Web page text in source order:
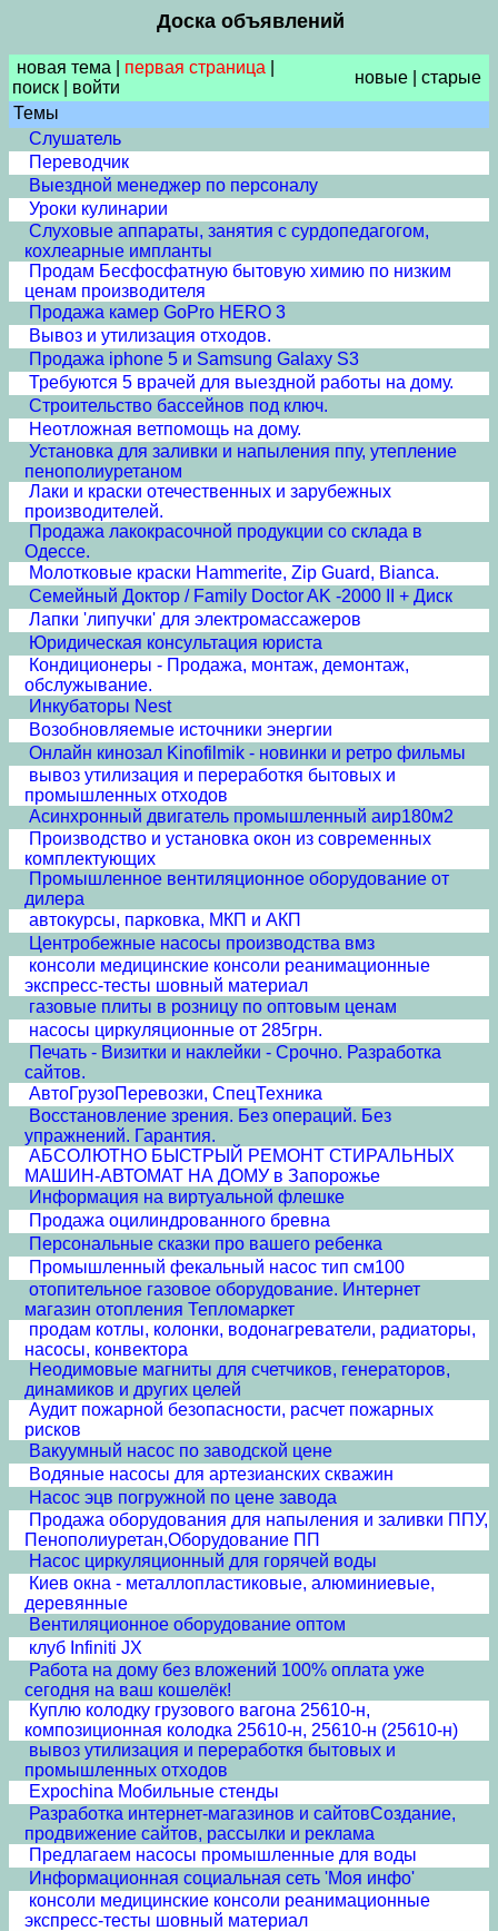
Доска объявлений
новая тема первая страница
поиск
войти
новые
старые
Темы
Слушатель
Переводчик
Выездной менеджер по персоналу
Уроки кулинарии
Слуховые аппараты, занятия с сурдопедагогом,
кохлеарные импланты
Продам Бесфосфатную бытовую химию по низким
ценам производителя
Продажа камер GoPro HERO 3
Вывоз и утилизация отходов.
Продажа iphone 5 и Samsung Galaxy S3
Требуются 5 врачей для выездной работы на дому.
Строительство бассейнов под ключ.
Неотложная ветпомощь на дому.
Установка для заливки и напыления ппу, утепление
пенополиуретаном
Лаки и краски отечественных и зарубежных
производителей.
Продажа лакокрасочной продукции со склада в
Одессе.
Молотковые краски Hammerite, Zip Guard, Bianca.
Cемейный Доктор / Family Doctor AK -2000 II + Диск
Лапки 'липучки' для электромассажеров
Юридическая консультация юриста
Кондиционеры - Продажа, монтаж, демонтаж,
обслужывание.
Инкубаторы Nest
Возобновляемые источники энергии
Онлайн кинозал Kinofilmik - новинки и ретро фильмы
вывоз утилизация и переработкя бытовых и
промышленных отходов
Асинхронный двигатель промышленный аир180м2
Производство и установка окон из современных
комплектующих
Промышленное вентиляционное оборудование от
дилера
автокурсы, парковка, МКП и АКП
Центробежные насосы производства вмз
консоли медицинские консоли реанимационные
экспресс-тесты шовный материал
газовые плиты в розницу по оптовым ценам
насосы циркуляционные от 285грн.
Печать - Визитки и наклейки - Срочно. Разработка
сайтов.
АвтоГрузоПеревозки, СпецТехника
Восстановление зрения. Без операций. Без
упражнений. Гарантия.
АБСОЛЮТНО БЫСТРЫЙ РЕМОНТ СТИРАЛЬНЫХ
МАШИН-АВТОМАТ НА ДОМУ в Запорожье
Информация на виртуальной флешке
Продажа оцилиндрованного бревна
Персональные сказки про вашего ребенка
Промышленный фекальный насос тип см100
отопительное газовое оборудование. Интернет
магазин отопления Тепломаркет
продам котлы, колонки, водонагреватели, радиаторы,
насосы, конвектора
Неодимовые магниты для счетчиков, генераторов,
динамиков и других целей
Аудит пожарной безопасности, расчет пожарных
рисков
Вакуумный насос по заводской цене
Водяные насосы для артезианских скважин
Насос эцв погружной по цене завода
Продажа оборудования для напыления и заливки ППУ,
Пенополиуретан,Оборудование ПП
Насос циркуляционный для горячей воды
Киев окна - металлопластиковые, алюминиевые,
деревянные
Вентиляционное оборудование оптом
клуб Infiniti JX
Работа на дому без вложений 100% оплата уже
сегодня на ваш кошелёк!
Куплю колодку грузового вагона 25610-н,
композиционная колодка 25610-н, 25610-н (25610-н)
вывоз утилизация и переработкя бытовых и
промышленных отходов
Expochina Мобильные стенды
Разработка интернет-магазинов и сайтовСоздание,
продвижение сайтов, рассылки и реклама
Предлагаем насосы промышленные для воды
Информационная социальная сеть 'Моя инфо'
консоли медицинские консоли реанимационные
экспресс-тесты шовный материал